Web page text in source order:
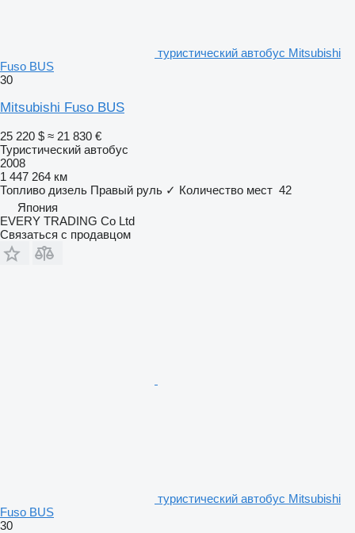
туристический автобус Mitsubishi
Fuso BUS
30
Mitsubishi Fuso BUS
25 220 $ ≈ 21 830 €
Туристический автобус
2008
1 447 264 км
Топливо дизель Правый руль ✓ Количество мест 42
Япония
EVERY TRADING Co Ltd
Связаться с продавцом
туристический автобус Mitsubishi
Fuso BUS
30